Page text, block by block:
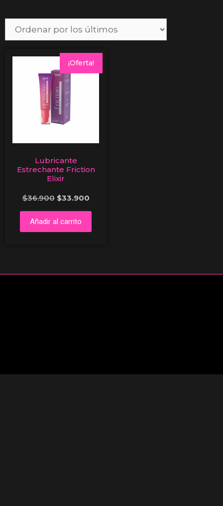
¡Oferta!
Lubricante
Estrechante Friction
Elixir
$36.900 $33.900
Añadir al carrito